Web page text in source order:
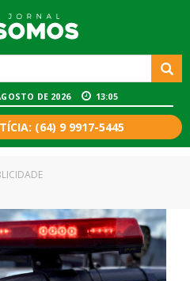
DE 2026 13:05
(64) 9 9917-5445